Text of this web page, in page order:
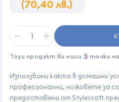
Използвани както в домашни
професионални, ножовете за
предоставени от Stylecraft
(70,40 лв.)
Този продукт ви носи 3 точки